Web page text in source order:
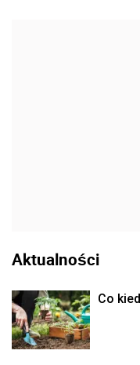
Aktualności
Co